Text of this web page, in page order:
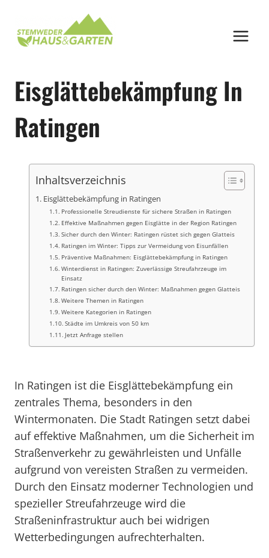
springen
Eisglättebekämpfung In
Ratingen
Inhaltsverzeichnis
Eisglättebekämpfung in Ratingen
Professionelle Streudienste für sichere Straßen in Ratingen
Effektive Maßnahmen gegen Eisglätte in der Region Ratingen
Sicher durch den Winter: Ratingen rüstet sich gegen Glatteis
Ratingen im Winter: Tipps zur Vermeidung von Eisunfällen
Präventive Maßnahmen: Eisglättebekämpfung in Ratingen
Winterdienst in Ratingen: Zuverlässige Streufahrzeuge im
Einsatz
Ratingen sicher durch den Winter: Maßnahmen gegen Glatteis
Weitere Themen in Ratingen
Weitere Kategorien in Ratingen
Städte im Umkreis von 50 km
Jetzt Anfrage stellen
In Ratingen ist die Eisglättebekämpfung ein
zentrales Thema, besonders in den
Wintermonaten. Die Stadt Ratingen setzt dabei
auf effektive Maßnahmen, um die Sicherheit im
Straßenverkehr zu gewährleisten und Unfälle
aufgrund von vereisten Straßen zu vermeiden.
Durch den Einsatz moderner Technologien und
spezieller Streufahrzeuge wird die
Straßeninfrastruktur auch bei widrigen
Wetterbedingungen aufrechterhalten.